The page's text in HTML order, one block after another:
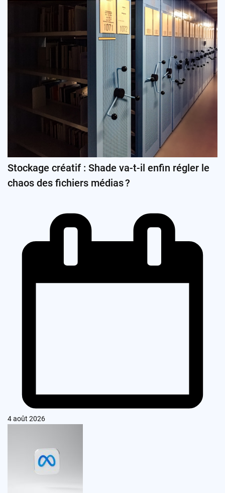
Stockage créatif : Shade va-t-il enfin régler le
chaos des fichiers médias ?
4 août 2026